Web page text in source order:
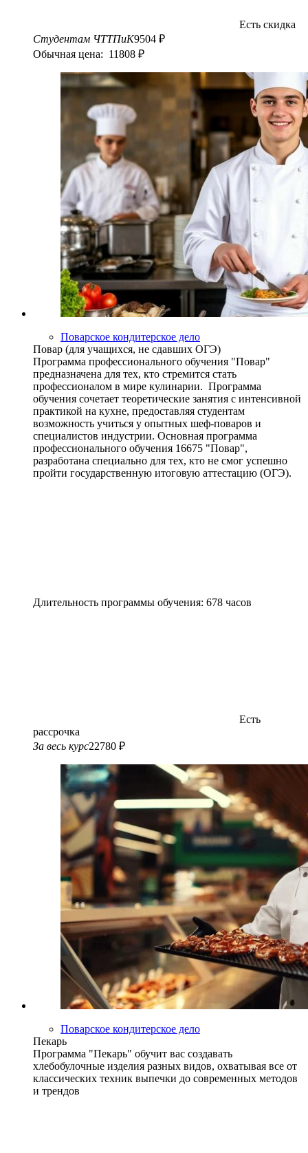
Есть скидка
Студентам ЧТТПиК9504 ₽
Обычная цена: 11808 ₽
Поварское кондитерское дело
Повар (для учащихся, не сдавших ОГЭ)
Программа профессионального обучения "Повар"
предназначена для тех, кто стремится стать
профессионалом в мире кулинарии. Программа
обучения сочетает теоретические занятия с интенсивной
практикой на кухне, предоставляя студентам
возможность учиться у опытных шеф-поваров и
специалистов индустрии. Основная программа
профессионального обучения 16675 "Повар",
разработана специально для тех, кто не смог успешно
пройти государственную итоговую аттестацию (ОГЭ).
Длительность программы обучения: 678 часов
Есть
рассрочка
За весь курс22780 ₽
Поварское кондитерское дело
Пекарь
Программа "Пекарь" обучит вас создавать
хлебобулочные изделия разных видов, охватывая все от
классических техник выпечки до современных методов
и трендов